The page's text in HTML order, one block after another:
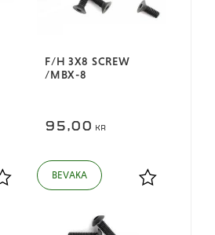
Lägg till i favoriter
F/H 3X8 SCREW
/MBX-8
95,00 KR
Lägg till i